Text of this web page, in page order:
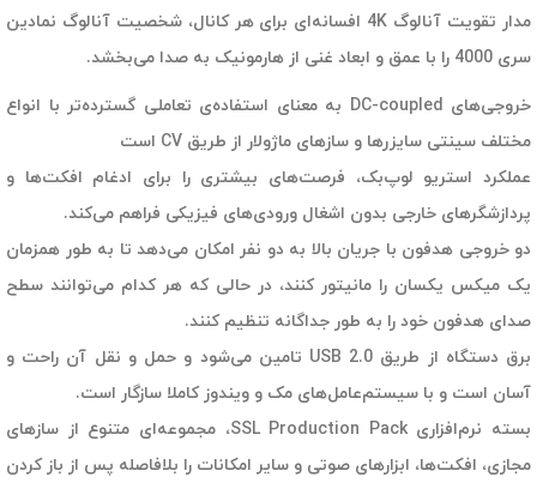
مدار تقویت آنالوگ 4K افسانه‌ای برای هر کانال، شخصیت آنالوگ نمادین
سری 4000 را با عمق و ابعاد غنی از هارمونیک به صدا می‌بخشد.
خروجی‌های DC-coupled به معنای استفاده‌ی تعاملی گسترده‌تر با انواع
مختلف سینتی سایزرها و سازهای ماژولار از طریق CV است
عملکرد استریو لوپ‌بک، فرصت‌های بیشتری را برای ادغام افکت‌ها و
پردازشگرهای خارجی بدون اشغال ورودی‌های فیزیکی فراهم می‌کند.
دو خروجی هدفون با جریان بالا به دو نفر امکان می‌دهد تا به طور همزمان
یک میکس یکسان را مانیتور کنند، در حالی که هر کدام می‌توانند سطح
صدای هدفون خود را به طور جداگانه تنظیم کنند.
برق دستگاه از طریق USB 2.0 تامین می‌شود و حمل و نقل آن راحت و
آسان است و با سیستم‌عامل‌های مک و ویندوز کاملا سازگار است.
بسته نرم‌افزاری SSL Production Pack، مجموعه‌ای متنوع از سازهای
مجازی، افکت‌ها، ابزارهای صوتی و سایر امکانات را بلافاصله پس از باز کردن